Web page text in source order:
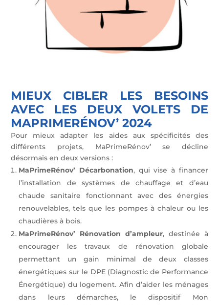
MIEUX CIBLER LES BESOINS
AVEC LES DEUX VOLETS DE
MAPRIMERÉNOV’ 2024
Pour mieux adapter les aides aux spécificités des
différents projets, MaPrimeRénov’ se décline
désormais en deux versions :
MaPrimeRénov’ Décarbonation, qui vise à financer
l’installation de systèmes de chauffage et d’eau
chaude sanitaire fonctionnant avec des énergies
renouvelables, tels que les pompes à chaleur ou les
chaudières à bois.
MaPrimeRénov’ Rénovation d’ampleur, destinée à
encourager les travaux de rénovation globale
permettant un gain minimal de deux classes
énergétiques sur le DPE (Diagnostic de Performance
Énergétique) du logement. Afin d’aider les ménages
dans leurs démarches, le dispositif Mon